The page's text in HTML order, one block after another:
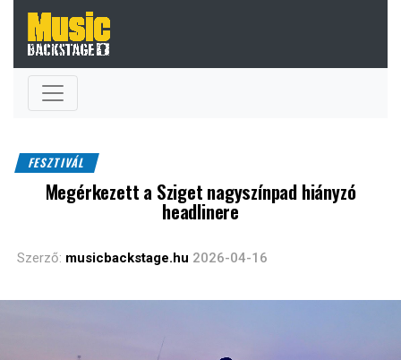
FESZTIVÁL
Megérkezett a Sziget nagyszínpad hiányzó
headlinere
Szerző: musicbackstage.hu 2026-04-16